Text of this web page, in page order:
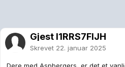
Gjest I1RRS7FlJH
Skrevet 22. januar 2025